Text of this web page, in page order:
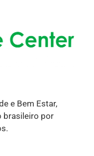
e Bem Estar,
brasileiro por